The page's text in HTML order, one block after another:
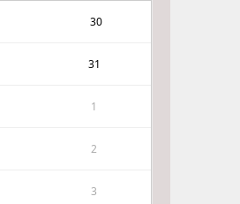
30
31
1
2
3